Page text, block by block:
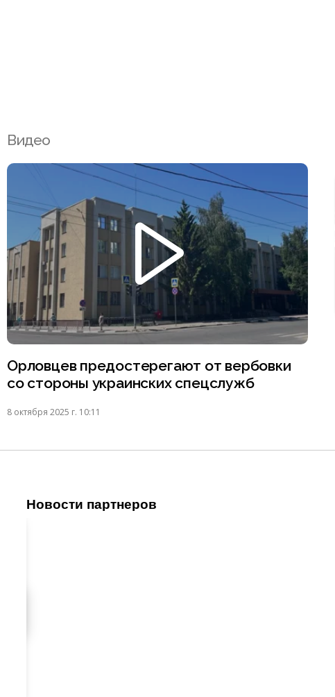
Видео
Орловцев предостерегают от вербовки
со стороны украинских спецслужб
8 октября 2025 г. 10:11
Новости партнеров